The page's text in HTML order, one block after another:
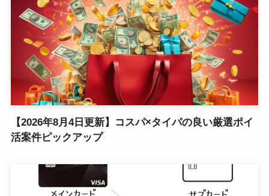
【2026年8月4日更新】コスパ×タイパの良い厳選ポイ
活案件ピックアップ